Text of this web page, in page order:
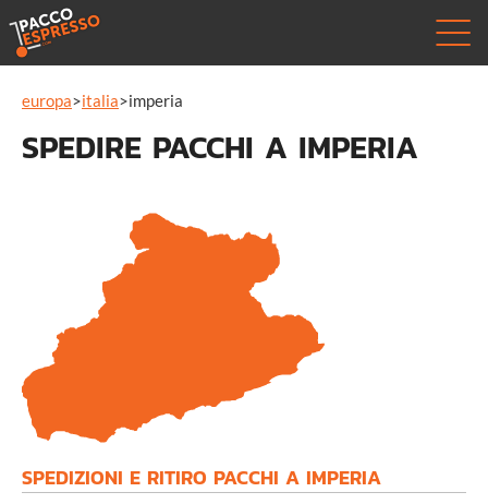
europa>italia>imperia
SPEDIRE PACCHI A IMPERIA
SPEDIZIONI E RITIRO PACCHI A IMPERIA